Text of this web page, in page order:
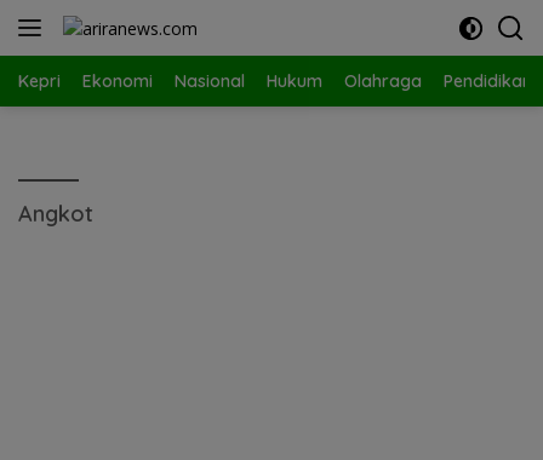
Langsung
Kepri Ekonomi Nasional Hukum Olahraga Pendidikan
Angkot